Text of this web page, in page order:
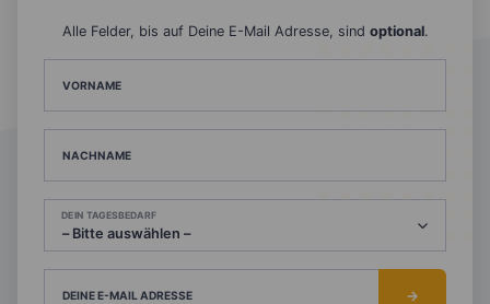
Alle Felder, bis auf Deine E-Mail Adresse, sind optional.
VORNAME
NACHNAME
DEIN TAGESBEDARF
DEINE E-MAIL ADRESSE